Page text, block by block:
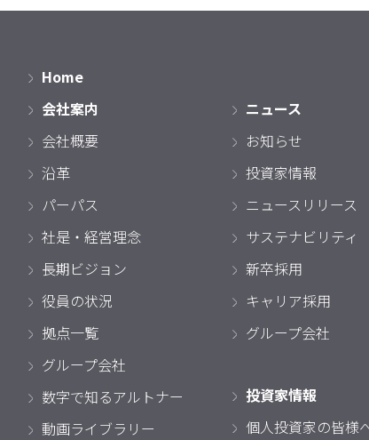
Home
会社案内
会社概要
沿革
パーパス
社是・経営理念
長期ビジョン
役員の状況
拠点一覧
グループ会社
数字で知るアルトナー
動画ライブラリー
ニュース
お知らせ
投資家情報
ニュースリリース
サステナビリティ
新卒採用
キャリア採用
グループ会社
投資家情報
個人投資家の皆様